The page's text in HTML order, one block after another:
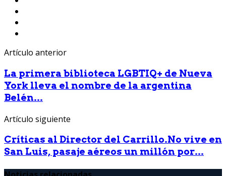
Artículo anterior
La primera biblioteca LGBTIQ+ de Nueva
York lleva el nombre de la argentina
Belén...
Artículo siguiente
Críticas al Director del Carrillo.No vive en
San Luis, pasaje aéreos un millón por...